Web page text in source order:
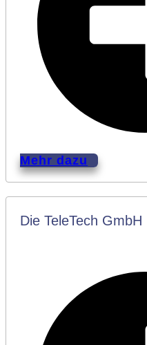
Mehr dazu
Die TeleTech GmbH